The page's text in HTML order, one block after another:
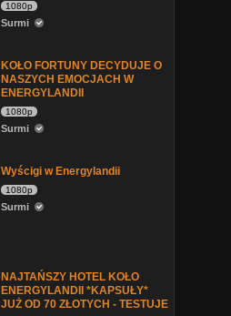
1080p
Surmi
KOŁO FORTUNY DECYDUJE O
NASZYCH EMOCJACH W
ENERGYLANDII
1080p
Surmi
Wyścigi w Energylandii
1080p
Surmi
NAJTAŃSZY HOTEL KOŁO
ENERGYLANDII *KAPSUŁY*
JUŻ OD 70 ZŁOTYCH - TESTUJE